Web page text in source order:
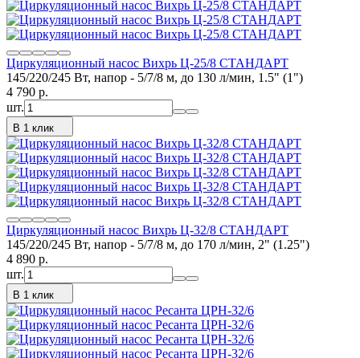
Циркуляционный насос Вихрь Ц-25/8 СТАНДАРТ
145/220/245 Вт, напор - 5/7/8 м, до 130 л/мин, 1.5" (1")
4 790 p.
шт.
В 1 клик
Циркуляционный насос Вихрь Ц-32/8 СТАНДАРТ
145/220/245 Вт, напор - 5/7/8 м, до 170 л/мин, 2" (1.25")
4 890 p.
шт.
В 1 клик